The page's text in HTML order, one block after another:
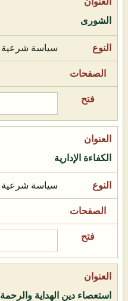
الشورى
سياسة شرعية
الكفاءة الإدارية
سياسة شرعية
استعصاء دين الهداية والرحمة